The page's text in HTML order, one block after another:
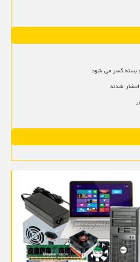
بسته کسر می شود
احضار شدند